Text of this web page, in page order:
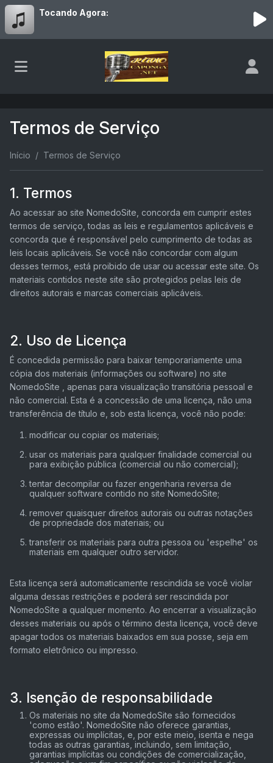
Tocando Agora:
Termos de Serviço
Início Termos de Serviço
1. Termos
Ao acessar ao site NomedoSite, concorda em cumprir estes
termos de serviço, todas as leis e regulamentos aplicáveis ​​e
concorda que é responsável pelo cumprimento de todas as
leis locais aplicáveis. Se você não concordar com algum
desses termos, está proibido de usar ou acessar este site. Os
materiais contidos neste site são protegidos pelas leis de
direitos autorais e marcas comerciais aplicáveis.
2. Uso de Licença
É concedida permissão para baixar temporariamente uma
cópia dos materiais (informações ou software) no site
NomedoSite , apenas para visualização transitória pessoal e
não comercial. Esta é a concessão de uma licença, não uma
transferência de título e, sob esta licença, você não pode:
modificar ou copiar os materiais;
usar os materiais para qualquer finalidade comercial ou
para exibição pública (comercial ou não comercial);
tentar decompilar ou fazer engenharia reversa de
qualquer software contido no site NomedoSite;
remover quaisquer direitos autorais ou outras notações
de propriedade dos materiais; ou
transferir os materiais para outra pessoa ou 'espelhe' os
materiais em qualquer outro servidor.
Esta licença será automaticamente rescindida se você violar
alguma dessas restrições e poderá ser rescindida por
NomedoSite a qualquer momento. Ao encerrar a visualização
desses materiais ou após o término desta licença, você deve
apagar todos os materiais baixados em sua posse, seja em
formato eletrônico ou impresso.
3. Isenção de responsabilidade
Os materiais no site da NomedoSite são fornecidos
'como estão'. NomedoSite não oferece garantias,
expressas ou implícitas, e, por este meio, isenta e nega
todas as outras garantias, incluindo, sem limitação,
garantias implícitas ou condições de comercialização,